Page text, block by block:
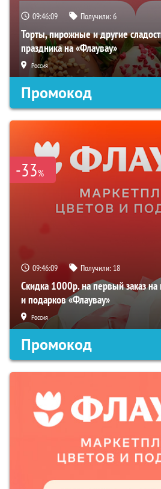
09:46:08 Получили:6
Торты, пирожные и другие
праздника на «Флаувау»
Россия
Промокод
-33%
09:46:08 Получили: 18
Скидка 1000р. на первый заказ на
и подарков «Флаувау»
Россия
Промокод